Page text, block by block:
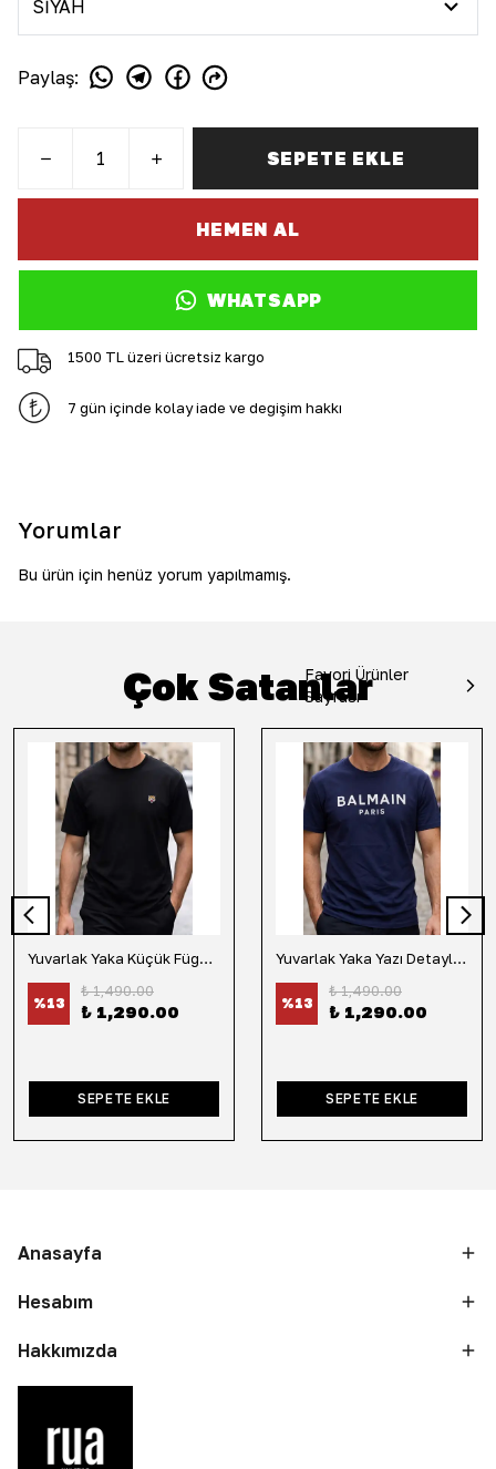
Paylaş:
SEPETE EKLE
HEMEN AL
WHATSAPP
1500 TL üzeri ücretsiz kargo
7 gün içinde kolay iade ve değişim hakkı
Yorumlar
Bu ürün için henüz yorum yapılmamış.
Çok Satanlar
Favori Ürünler
Sayfası
Yuvarlak Yaka Küçük Fügür Detaylı Tişört-Siyah
%13
₺ 1,490.00
₺ 1,290.00
SEPETE EKLE
Yuvarlak Yaka Yazı Detaylı Tişört-Lacivert
%13
₺ 1,490.00
₺ 1,290.00
SEPETE EKLE
Anasayfa
Hesabım
Hakkımızda